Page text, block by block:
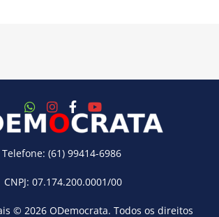
Telefone: (61) 99414-6986
CNPJ: 07.174.200.0001/00
© 2026 ODemocrata. Todos os direitos